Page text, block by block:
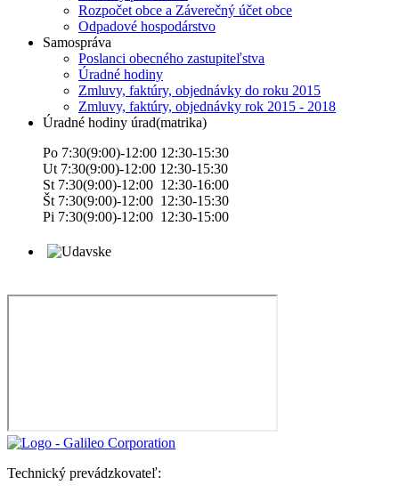
Rozpočet obce a Záverečný účet obce
Odpadové hospodárstvo
Samospráva
Poslanci obecného zastupiteľstva
Úradné hodiny
Zmluvy, faktúry, objednávky do roku 2015
Zmluvy, faktúry, objednávky rok 2015 - 2018
Úradné hodiny úrad(matrika)
Po 7:30(9:00)-12:00 12:30-15:30
Ut 7:30(9:00)-12:00 12:30-15:30
St 7:30(9:00)-12:00 12:30-16:00
Št 7:30(9:00)-12:00 12:30-15:30
Pi 7:30(9:00)-12:00 12:30-15:00
Technický prevádzkovateľ: